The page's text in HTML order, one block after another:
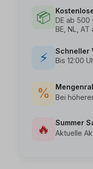
📦
DE ab 500
BE, NL, AT
⚡
Schneller
Bis 12:00
%
Bei
🔥
Summer
Aktuelle